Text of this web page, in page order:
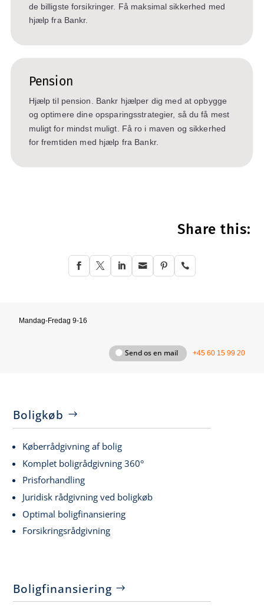
de billigste forsikringer. Få maksimal sikkerhed med
hjælp fra Bankr.
Pension
Hjælp til pension. Bankr hjælper dig med at opbygge
og optimere dine opsparingsstrategier, så du få mest
muligt for mindst muligt. Få ro i maven og sikkerhed
for fremtiden med hjælp fra Bankr.
Share this:
     
Mandag-Fredag 9-16
Send os en mail +45 60 15 99 20
Boligkøb
Køberrådgivning af bolig
Komplet boligrådgivning 360°
Prisforhandling
Juridisk rådgivning ved boligkøb
Optimal boligfinansiering
Forsikringsrådgivning
Boligfinansiering